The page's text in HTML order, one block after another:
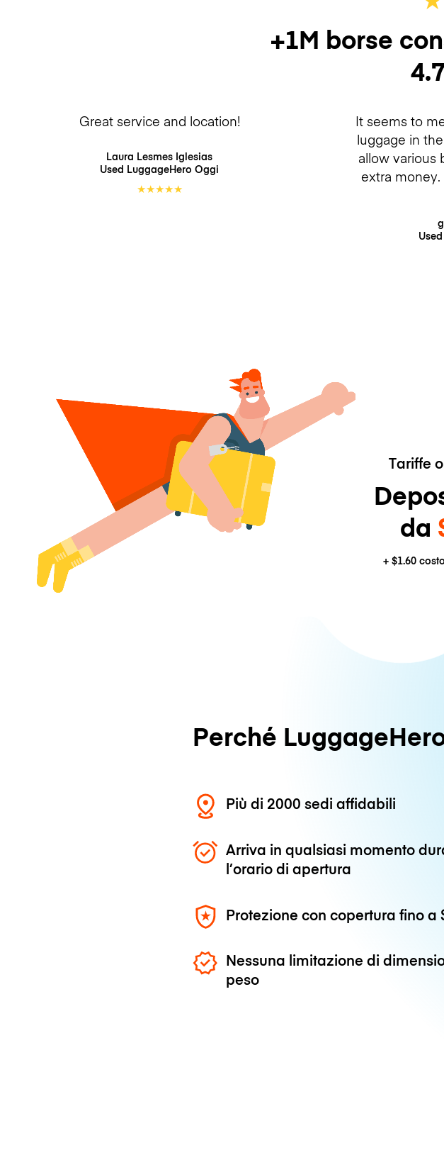
+1M borse
Great service and location!
Laura Lesmes Iglesias
Used LuggageHero Oggi
★★★★★
It seems to
luggage in
allow various
extra
Tariffe
da
+ $1.60
Perché
Più di 2000 sedi affidabili
Arriva in qualsiasi momento
l’orario di apertura
Protezione con copertura fino a
Nessuna limitazione di
peso